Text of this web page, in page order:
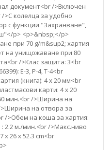
документ<br />Включен
>С колелца за удобно
с функции "Захранване",
p> <p>&nbsp;</p>
при 70 g/m&sup2; хартия
на унищожаване при 80
/>Клас защита: 3<br
E-3, P-4, T-4<br
(книга): 4 x 20 мм<br
карти: 4 х 20
мин.<br />Ширина на
на отвора за
/>Обем на коша за хартия:
: 2.2 м./мин.<br />Макс.ниво
x 26 x 52.3 cm<br